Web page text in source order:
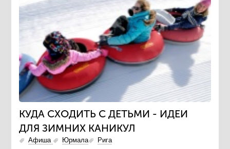
КУДА СХОДИТЬ С ДЕТЬМИ - ИДЕИ
ДЛЯ ЗИМНИХ КАНИКУЛ
Афиша Юрмала Рига